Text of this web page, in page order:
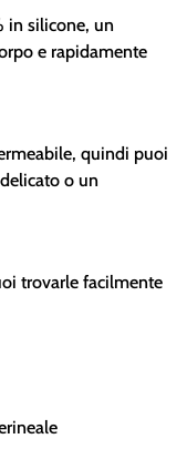
in silicone, un
e rapidamente
quindi puoi
o un
trovarle facilmente